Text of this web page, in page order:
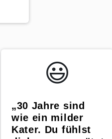
😃️
„30 Jahre sind
wie ein milder
Kater. Du fühlst